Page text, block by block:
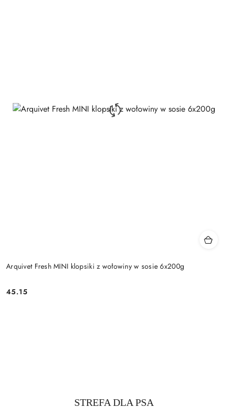
Arquivet Fresh MINI klopsiki z wołowiny w sosie 6x200g
Cena:
45.15
Pomiń karuzelę produktów
Produkty
STREFA DLA PSA